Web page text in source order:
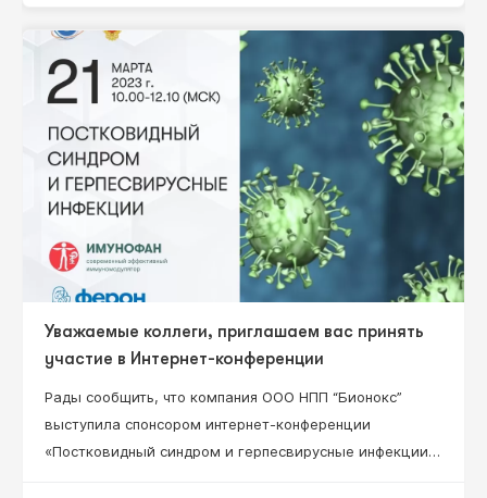
доктор медицинских наук, профессор Нестерова И.В.
Уважаемые коллеги, приглашаем вас принять
участие в Интернет-конференции
Рады сообщить, что компания ООО НПП “Бионокс”
выступила спонсором интернет-конференции
«Постковидный синдром и герпесвирусные инфекции»,